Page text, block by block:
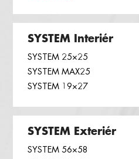
SYSTEM Interiér
SYSTEM 25×25
SYSTEM MAX25
SYSTEM 19×27
SYSTEM Exteriér
SYSTEM 56×58